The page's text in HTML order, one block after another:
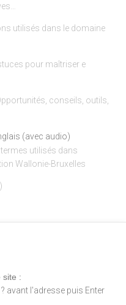
utilisés dans le domaine
pour maîtriser e
conseils, outils,
(avec audio)
utilisés dans
Wallonie-Bruxelles
site :
avant l'adresse puis Enter